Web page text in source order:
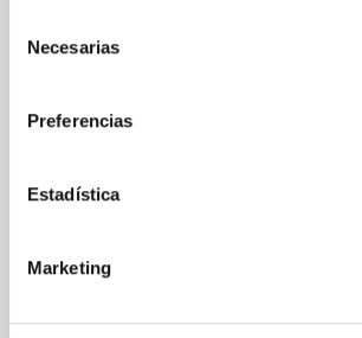
Necesarias
Preferencias
Estadística
Marketing